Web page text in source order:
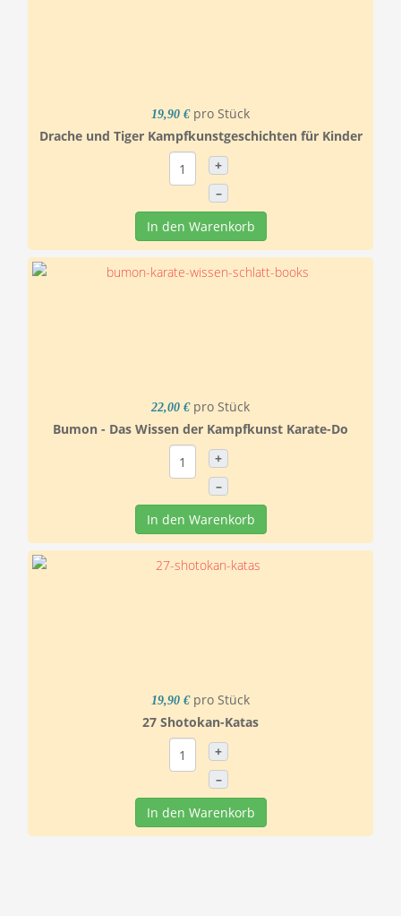
19,90 € pro Stück
Drache und Tiger Kampfkunstgeschichten für Kinder
+
–
In den Warenkorb
22,00 € pro Stück
Bumon - Das Wissen der Kampfkunst Karate-Do
+
–
In den Warenkorb
19,90 € pro Stück
27 Shotokan-Katas
+
–
In den Warenkorb